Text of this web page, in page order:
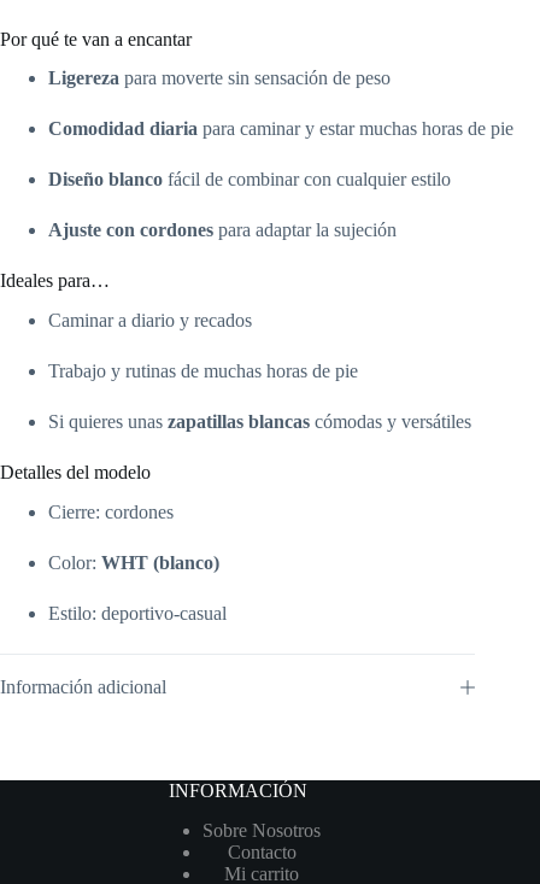
Por qué te van a encantar
Ligereza para moverte sin sensación de peso
Comodidad diaria para caminar y estar muchas horas de pie
Diseño blanco fácil de combinar con cualquier estilo
Ajuste con cordones para adaptar la sujeción
Ideales para…
Caminar a diario y recados
Trabajo y rutinas de muchas horas de pie
Si quieres unas zapatillas blancas cómodas y versátiles
Detalles del modelo
Cierre: cordones
Color: WHT (blanco)
Estilo: deportivo-casual
Información adicional
INFORMACIÓN
Sobre Nosotros
Contacto
Mi carrito